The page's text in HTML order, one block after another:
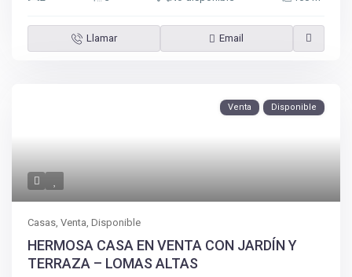
Llamar Email
Venta Disponible
Casas,Venta,Disponible
HERMOSA CASA EN VENTA CON JARDÍN Y
TERRAZA – LOMAS ALTAS